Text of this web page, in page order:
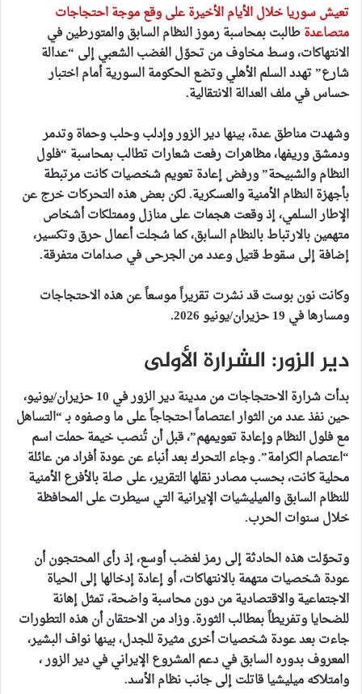
تعيش سوريا خلال الأيام الأخيرة على وقع موجة احتجاجات
متصاعدةطالبت بمحاسبة رموز النظام السابق والمتورطين في
الانتهاكات، وسط مخاوف من تحوّل الغضب الشعبي إلى “عدالة
شارع” تهدد السلم الأهلي وتضع الحكومة السورية أمام اختبار
حساس في ملف العدالة الانتقالية.
وشهدت مناطق عدة، بينها دير الزور وإدلب وحلب وحماة وتدمر
ودمشق وريفها، مظاهرات رفعت شعارات تطالب بمحاسبة “فلول
النظام والشبيحة” ورفض إعادة تعويم شخصيات كانت مرتبطة
بأجهزة النظام الأمنية والعسكرية. لكن بعض هذه التحركات خرج عن
الإطار السلمي، إذ وقعت هجمات على منازل وممتلكات أشخاص
متهمين بالارتباط بالنظام السابق، كما سُجلت أعمال حرق وتكسير،
إضافة إلى سقوط قتيل وعدد من الجرحى في صدامات متفرقة.
وكانت نون بوست قد نشرت تقريراً موسعاً عن هذه الاحتجاجات
ومسارها في 19 حزيران/يونيو 2026.
دير الزور: الشرارة الأولى
بدأت شرارة الاحتجاجات من مدينة دير الزور في 10 حزيران/يونيو،
حين نفذ عدد من الثوار اعتصاماً احتجاجاً على ما وصفوه بـ “التساهل
مع فلول النظام وإعادة تعويمهم”، قبل أن تُنصب خيمة حملت اسم
“اعتصام الكرامة”. وجاء التحرك بعد أنباء عن عودة أفراد من عائلة
محلية كانت، بحسب مصادر نقلها التقرير، على صلة بالأفرع الأمنية
للنظام السابق والميليشيات الإيرانية التي سيطرت على المحافظة
خلال سنوات الحرب.
وتحوّلت هذه الحادثة إلى رمز لغضب أوسع، إذ رأى المحتجون أن
عودة شخصيات متهمة بالانتهاكات، أو إعادة إدخالها إلى الحياة
الاجتماعية والاقتصادية من دون محاسبة واضحة، تمثل إهانة
للضحايا وتفريطاً بمطالب الثورة. وزاد من الاحتقان أن هذه التطورات
جاءت بعد عودة شخصيات أخرى مثيرة للجدل، بينها نواف البشير،
المعروف بدوره السابق في دعم المشروع الإيراني في دير الزور ،
وامتلاكه ميليشيا قاتلت إلى جانب نظام الأسد.